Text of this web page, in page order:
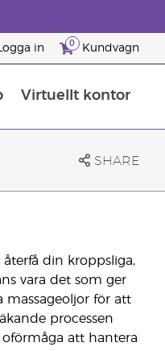
in 0 Kundvagn
Virtuellt kontor
SHARE
din kroppsliga,
vara det som ger
massageoljor för att
processen
att hantera